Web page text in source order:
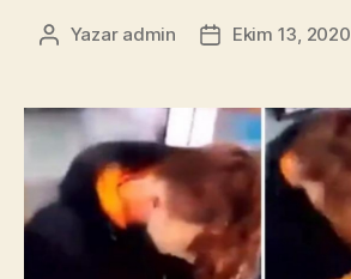
Yazının
Yazar admin
YazıEkim 13, 2020